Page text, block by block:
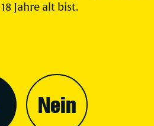
Jahre alt bist.
Nein